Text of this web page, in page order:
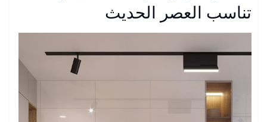
تناسب العصر الحديث